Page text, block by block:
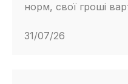
норм, свої гроші
31/07/26